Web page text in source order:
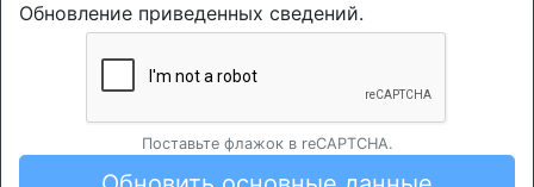
Обновление приведенных сведений.
Поставьте флажок в reCAPTCHA.